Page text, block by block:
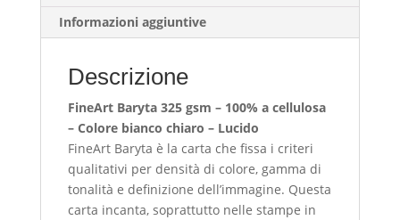
Informazioni aggiuntive
Descrizione
FineArt Baryta 325 gsm – 100% a cellulosa
– Colore bianco chiaro – Lucido
FineArt Baryta è la carta che fissa i criteri
qualitativi per densità di colore, gamma di
tonalità e definizione dell’immagine. Questa
carta incanta, soprattutto nelle stampe in